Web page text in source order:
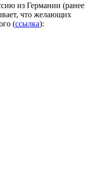
из Германии (ранее
что желающих
(ссылка):